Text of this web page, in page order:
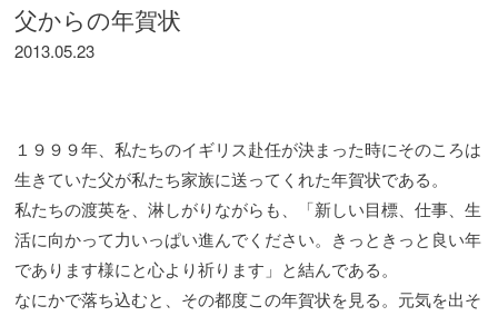
父からの年賀状
2013.05.23
１９９９年、私たちのイギリス赴任が決まった時にそのころは
生きていた父が私たち家族に送ってくれた年賀状である。
私たちの渡英を、淋しがりながらも、「新しい目標、仕事、生
活に向かって力いっぱい進んでください。きっときっと良い年
であります様にと心より祈ります」と結んである。
なにかで落ち込むと、その都度この年賀状を見る。元気を出そ